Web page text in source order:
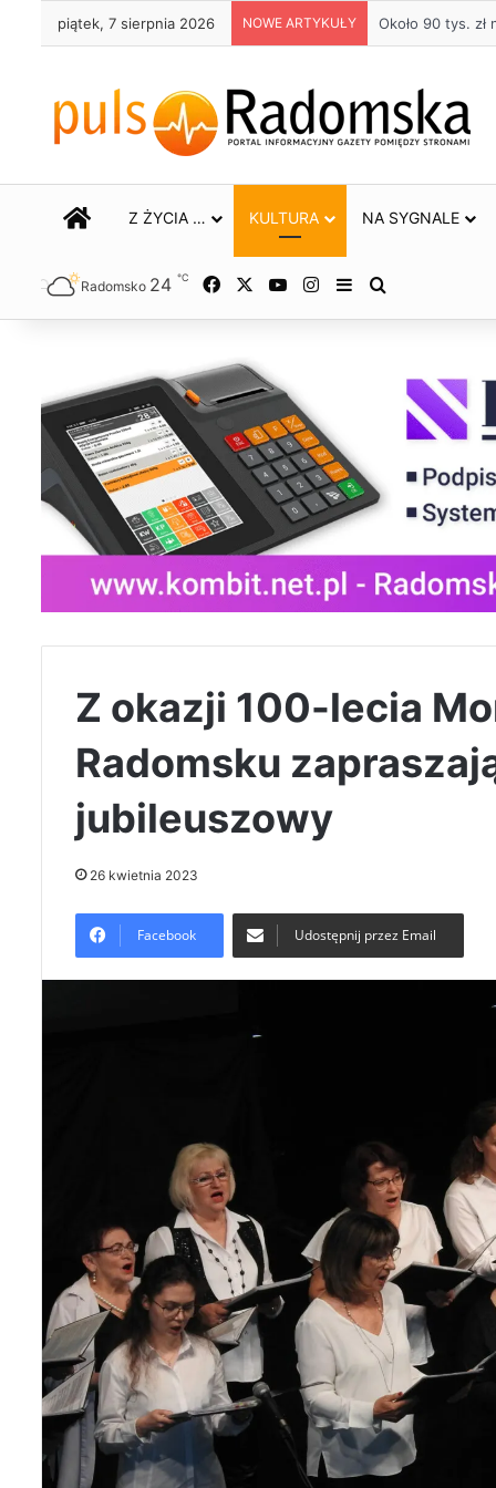
piątek, 7 sierpnia 2026 NOWE ARTYKUŁY Życie bez
STRONA GŁÓWNA
Z ŻYCIA … KULTURA NA SYGNALE
Radomsko 24 ℃ Facebook YouTubeInstagram
Sidebar
Z okazji 100-lecia
Radomsku
jubileuszowy
26 kwietnia 2023
Facebook Udostępnij przez Email